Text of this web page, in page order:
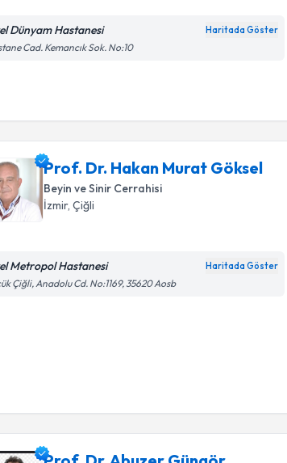
Dünyam Hastanesi Haritada Göster
Cad. Kemancık Sok. No:10
Prof. Dr. Hakan Murat Göksel
Beyin ve Sinir Cerrahisi
İzmir,Çiğli
Metropol Hastanesi Haritada Göster
Çiğli, Anadolu Cd. No:1169, 35620 Aosb